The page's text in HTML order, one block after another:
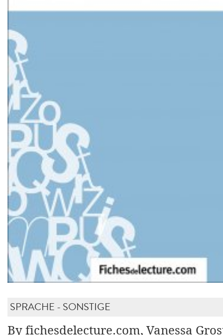
SPRACHE - SONSTIGE
By fichesdelecture.com, Vanessa